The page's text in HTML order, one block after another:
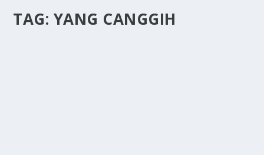
TAG: YANG CANGGIH